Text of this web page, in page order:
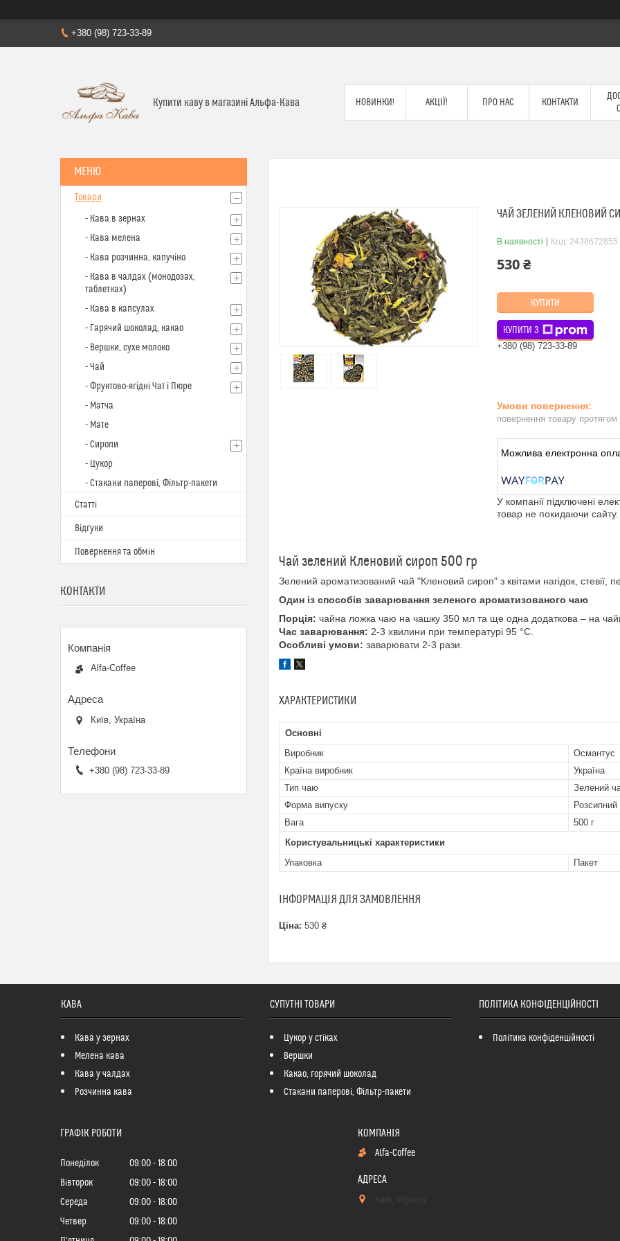
+380 (98) 723-33-89
Купити каву в магазині Альфа-Кава НОВИНКИ! АКЦІЇ! ПРО НАС КОНТАКТИ
ЧАЙ ЗЕЛЕНИЙ КЛЕНОВИЙ
В наявності Код: 2438672855
530 ₴
КУПИТИ
КУПИТИ З
+380 (98) 723-33-89
повернення товару
У компанії підключені
товар не покидаючи сайту.
Чай зелений Кленовий сироп 500 гр
Зелений ароматизований чай "Кленовий сироп" з квітами нагідок, стевії,
Один із способів заварювання зеленого ароматизованого чаю
Порція: чайна ложка чаю на чашку 350 мл та ще одна додаткова – на
Час заварювання: 2-3 хвилини при температурі 95 °C.
Особливі умови: заварювати 2-3 рази.
ХАРАКТЕРИСТИКИ
Основні
Виробник
Османтус
Країна виробник
Україна
Тип чаю
Зелений
Форма випуску
Розсипний
Вага
500 г
Користувальницькі характеристики
Упаковка
Пакет
ІНФОРМАЦІЯ ДЛЯ ЗАМОВЛЕННЯ
Ціна: 530 ₴
Товари
- Кава в зернах
- Кава мелена
- Кава розчинна, капучіно
- Кава в чалдах (монодозах,
таблетках)
- Кава в капсулах
- Гарячий шоколад, какао
- Вершки, сухе молоко
- Чай
- Фруктово-ягідні Чаї і Пюре
- Матча
- Мате
- Сиропи
- Цукор
- Стакани паперові, Фільтр-пакети
Статті
Відгуки
Повернення та обмін
КОНТАКТИ
Alfa-Coffee
Київ, Україна
+380 (98) 723-33-89
КАВА
Кава у зернах
Мелена кава
Кава у чалдах
Розчинна кава
СУПУТНІ ТОВАРИ
Цукор у стіках
Вершки
Какао, горячий шоколад
Стакани паперові, Фільтр-пакети
ПОЛІТИКА КОНФІДЕНЦІЙНОСТІ
Політика конфіденційності
ГРАФІК РОБОТИ
Понеділок 09:00
18:00
Вівторок
09:00
18:00
Середа
09:00
18:00
Четвер
09:00
18:00
Alfa-Coffee